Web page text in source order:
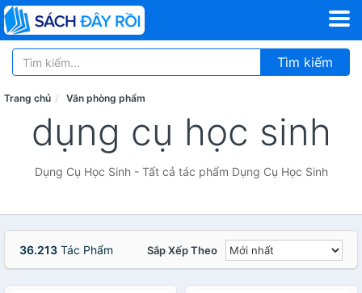
Tìm kiếm
Trang chủ Văn phòng phẩm
dụng cụ học sinh
Dụng Cụ Học Sinh - Tất cả tác phẩm Dụng Cụ Học Sinh
36.213 Tác Phẩm Sắp Xếp Theo